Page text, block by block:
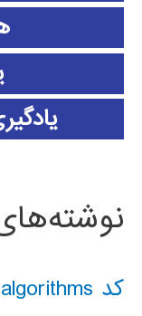
کد classical AI search algorithms